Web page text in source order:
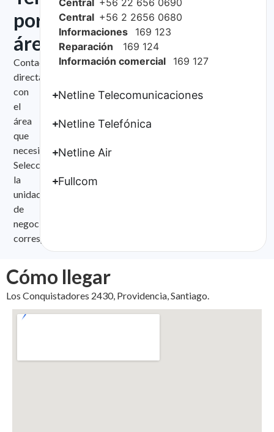
por
área
Contacta
directamente
con
el
área
que
necesitas.
Selecciona
la
unidad
de
negocio
correspondiente.
Central +56 22 656 0690
Central +56 2 2656 0680
Informaciones 169 123
Reparación 169 124
Información comercial 169 127
Netline Telecomunicaciones
Netline Telefónica
Netline Air
Fullcom
Cómo llegar
Los Conquistadores 2430, Providencia, Santiago.